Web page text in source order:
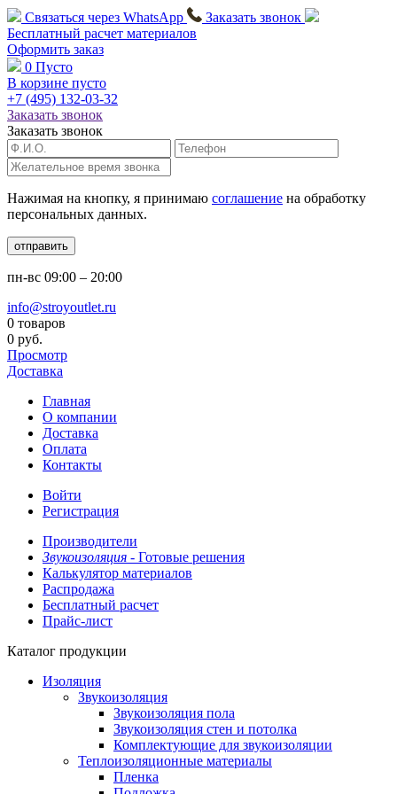
Связаться через WhatsApp
Заказать звонок
Бесплатный расчет материалов
Оформить заказ
0 Пусто
В корзине пусто
+7 (495) 132-03-32
Заказать звонок
Заказать звонок
Нажимая на кнопку, я принимаю соглашение на обработку
персональных данных.
отправить
пн-вс 09:00 – 20:00
info@stroyoutlet.ru
0 товаров
0 руб.
Просмотр
Доставка
Главная
О компании
Доставка
Оплата
Контакты
Войти
Регистрация
Производители
Звукоизоляция - Готовые решения
Калькулятор материалов
Распродажа
Бесплатный расчет
Прайс-лист
Каталог продукции
Изоляция
Звукоизоляция
Звукоизоляция пола
Звукоизоляция стен и потолка
Комплектующие для звукоизоляции
Теплоизоляционные материалы
Пленка